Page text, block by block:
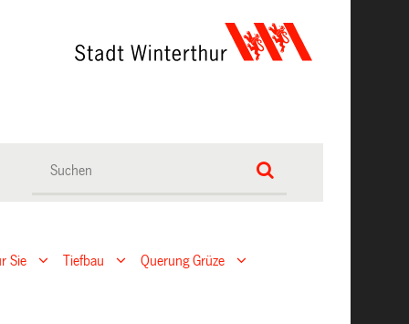
Sie Tiefbau Querung Grüze